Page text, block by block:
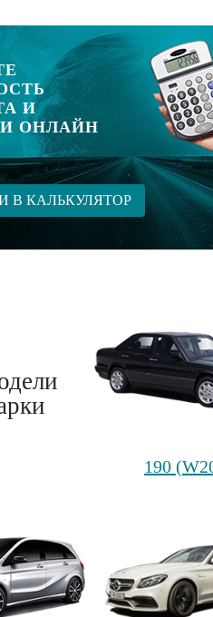
И
ОНЛАЙН
В КАЛЬКУЛЯТОР
190